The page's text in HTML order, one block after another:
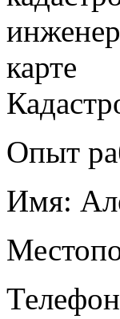
Опыт
Имя: